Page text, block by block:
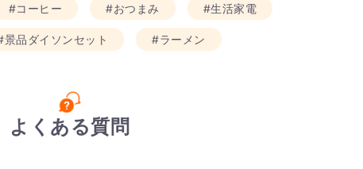
#コーヒー #おつまみ #生活家電
景品ダイソンセット #ラーメン
よくある質問